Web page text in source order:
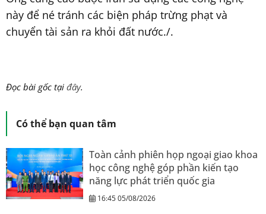
này để né tránh các biện pháp trừng phạt và
chuyển tài sản ra khỏi đất nước./.
Đọc bài gốc tại đây.
Có thể bạn quan tâm
Toàn cảnh phiên họp ngoại giao khoa
học công nghệ góp phần kiến tạo
năng lực phát triển quốc gia
16:45 05/08/2026